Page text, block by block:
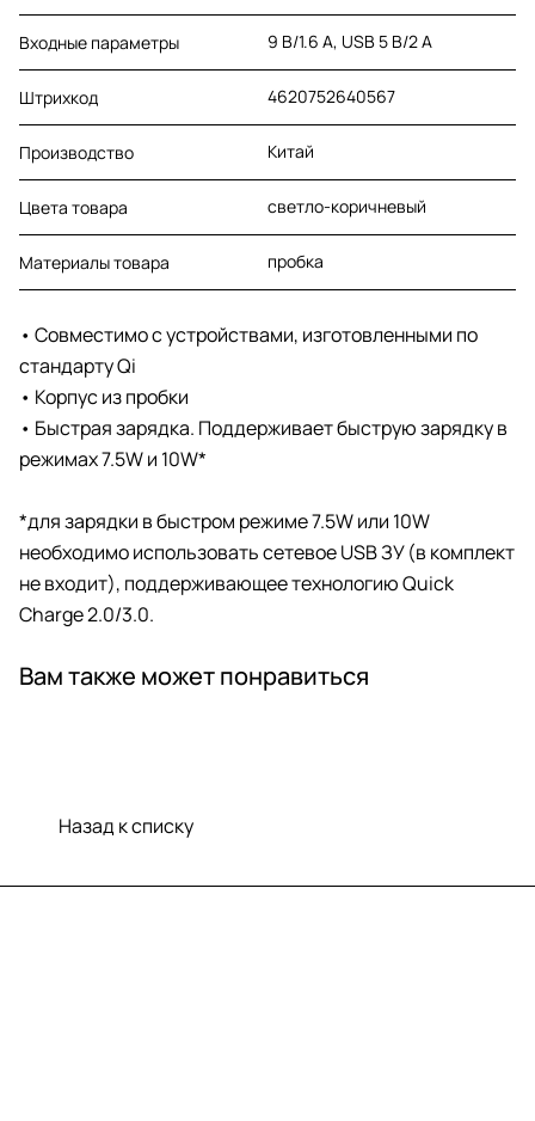
Входные параметры 9 В/1.6 А, USB 5 В/2 A
Штрихкод 4620752640567
Производство Китай
Цвета товара светло-коричневый
Материалы товара пробка
• Совместимо с устройствами, изготовленными по
стандарту Qi
• Корпус из пробки
• Быстрая зарядка. Поддерживает быструю зарядку в
режимах 7.5W и 10W*
*для зарядки в быстром режиме 7.5W или 10W
необходимо использовать сетевое USB ЗУ (в комплект
не входит), поддерживающее технологию Quick
Charge 2.0/3.0.
Вам также может понравиться
Назад к списку